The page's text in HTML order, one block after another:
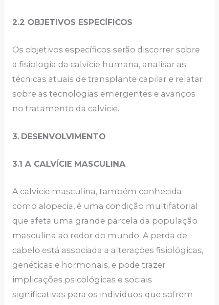
2.2 OBJETIVOS ESPECÍFICOS
Os objetivos específicos serão discorrer sobre
a fisiologia da calvície humana, analisar as
técnicas atuais de transplante capilar e relatar
sobre as tecnologias emergentes e avanços
no tratamento da calvície.
3. DESENVOLVIMENTO
3.1 A CALVÍCIE MASCULINA
A calvície masculina, também conhecida
como alopecia, é uma condição multifatorial
que afeta uma grande parcela da população
masculina ao redor do mundo. A perda de
cabelo está associada a alterações fisiológicas,
genéticas e hormonais, e pode trazer
implicações psicológicas e sociais
significativas para os indivíduos que sofrem